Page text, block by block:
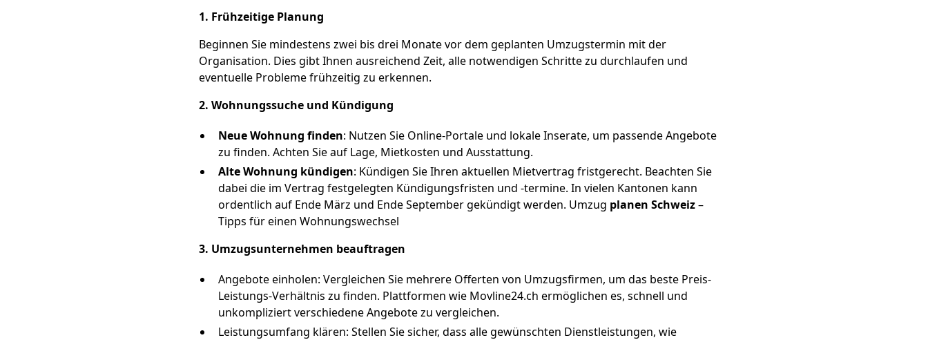
1. Frühzeitige Planung
Beginnen Sie mindestens zwei bis drei Monate vor dem geplanten Umzugstermin mit der
Organisation. Dies gibt Ihnen ausreichend Zeit, alle notwendigen Schritte zu durchlaufen und
eventuelle Probleme frühzeitig zu erkennen.
2. Wohnungssuche und Kündigung
Neue Wohnung finden: Nutzen Sie Online-Portale und lokale Inserate, um passende Angebote
zu finden. Achten Sie auf Lage, Mietkosten und Ausstattung.
Alte Wohnung kündigen: Kündigen Sie Ihren aktuellen Mietvertrag fristgerecht. Beachten Sie
dabei die im Vertrag festgelegten Kündigungsfristen und -termine. In vielen Kantonen kann
ordentlich auf Ende März und Ende September gekündigt werden. Umzug planen Schweiz–
Tipps für einen Wohnungswechsel
3. Umzugsunternehmen beauftragen
Angebote einholen: Vergleichen Sie mehrere Offerten von Umzugsfirmen, um das beste Preis-
Leistungs-Verhältnis zu finden. Plattformen wie Movline24.ch ermöglichen es, schnell und
unkompliziert verschiedene Angebote zu vergleichen.
Leistungsumfang klären: Stellen Sie sicher, dass alle gewünschten Dienstleistungen, wie